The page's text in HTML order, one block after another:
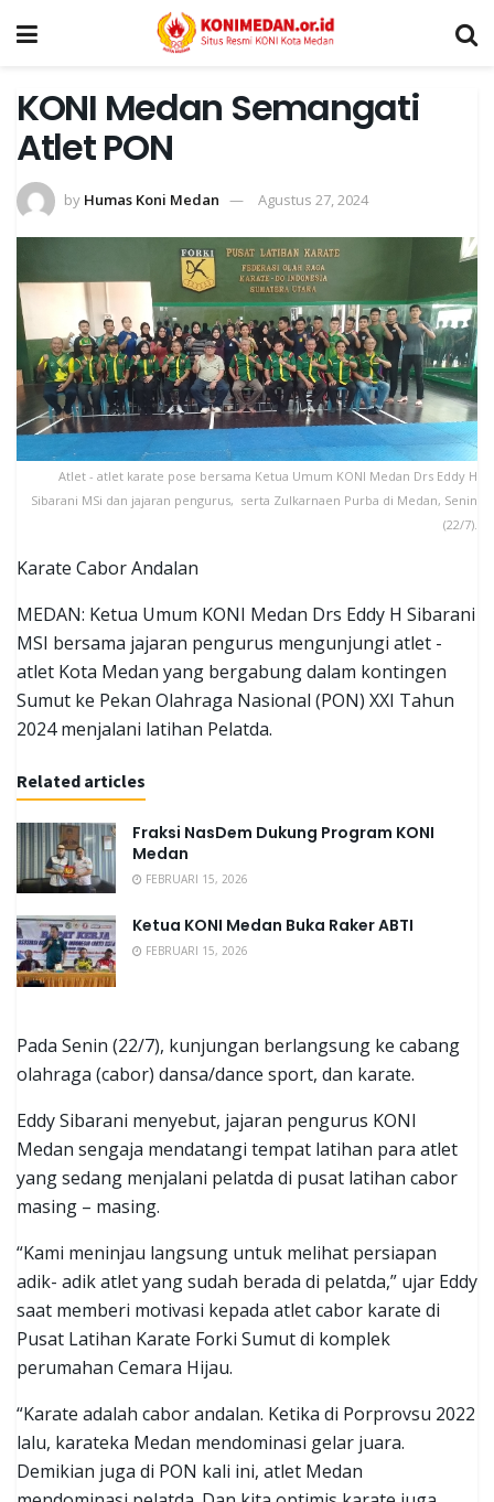
KONI Medan Semangati
Atlet PON
by Humas Koni Medan Agustus 27, 2024
Atlet - atlet karate pose bersama Ketua Umum KONI Medan Drs Eddy H
Sibarani MSi dan jajaran pengurus, serta Zulkarnaen Purba di Medan, Senin
(22/7).
Karate Cabor Andalan
MEDAN: Ketua Umum KONI Medan Drs Eddy H Sibarani
MSI bersama jajaran pengurus mengunjungi atlet -
atlet Kota Medan yang bergabung dalam kontingen
Sumut ke Pekan Olahraga Nasional (PON) XXI Tahun
2024 menjalani latihan Pelatda.
Related articles
Fraksi NasDem Dukung Program KONI
Medan
FEBRUARI 15, 2026
Ketua KONI Medan Buka Raker ABTI
FEBRUARI 15, 2026
Pada Senin (22/7), kunjungan berlangsung ke cabang
olahraga (cabor) dansa/dance sport, dan karate.
Eddy Sibarani menyebut, jajaran pengurus KONI
Medan sengaja mendatangi tempat latihan para atlet
yang sedang menjalani pelatda di pusat latihan cabor
masing – masing.
“Kami meninjau langsung untuk melihat persiapan
adik- adik atlet yang sudah berada di pelatda,” ujar Eddy
saat memberi motivasi kepada atlet cabor karate di
Pusat Latihan Karate Forki Sumut di komplek
perumahan Cemara Hijau.
“Karate adalah cabor andalan. Ketika di Porprovsu 2022
lalu, karateka Medan mendominasi gelar juara.
Demikian juga di PON kali ini, atlet Medan